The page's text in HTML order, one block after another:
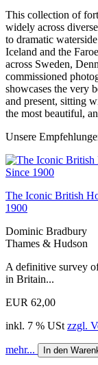
This collection of
widely across
to dramatic
Iceland and the
across Sweden,
commissioned
showcases the very
and present, sitting
the most beautiful,
Unsere
The Iconic British
1900
Dominic Bradbury
Thames & Hudson
A definitive survey
in Britain...
EUR 62,00
inkl. 7 % USt zzgl.
mehr... In den